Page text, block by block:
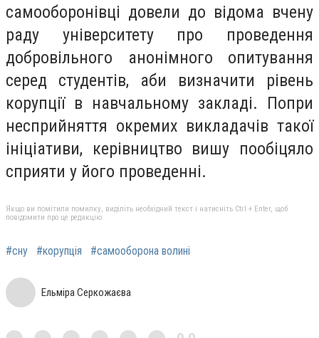
самооборонівці довели до відома вчену
раду університету про проведення
добровільного анонімного опитування
серед студентів, аби визначити рівень
корупції в навчальному закладі. Попри
несприйняття окремих викладачів такої
ініціативи, керівництво вишу пообіцяло
сприяти у його проведенні.
Якщо ви помітили помилку, виділіть необхідний текст і натисніть Ctrl + Enter, щоб
повідомити про це редакцію
#сну #корупція #самооборона волині
Ельміра Серкожаєва